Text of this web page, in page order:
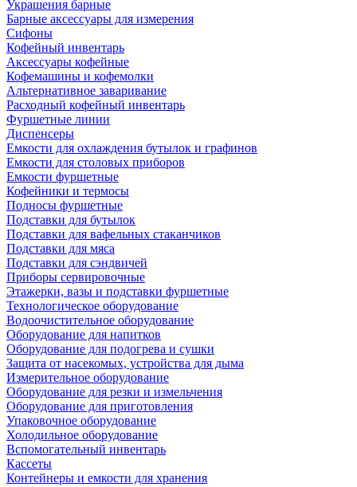
Украшения барные
Барные аксессуары для измерения
Сифоны
Кофейный инвентарь
Аксессуары кофейные
Кофемашины и кофемолки
Альтернативное заваривание
Расходный кофейный инвентарь
Фуршетные линии
Диспенсеры
Емкости для охлаждения бутылок и графинов
Емкости для столовых приборов
Емкости фуршетные
Кофейники и термосы
Подносы фуршетные
Подставки для бутылок
Подставки для вафельных стаканчиков
Подставки для мяса
Подставки для сэндвичей
Приборы сервировочные
Этажерки, вазы и подставки фуршетные
Технологическое оборудование
Водоочистительное оборудование
Оборудование для напитков
Оборудование для подогрева и сушки
Защита от насекомых, устройства для дыма
Измерительное оборудование
Оборудование для резки и измельчения
Оборудование для приготовления
Упаковочное оборудование
Холодильное оборудование
Вспомогательный инвентарь
Кассеты
Контейнеры и емкости для хранения